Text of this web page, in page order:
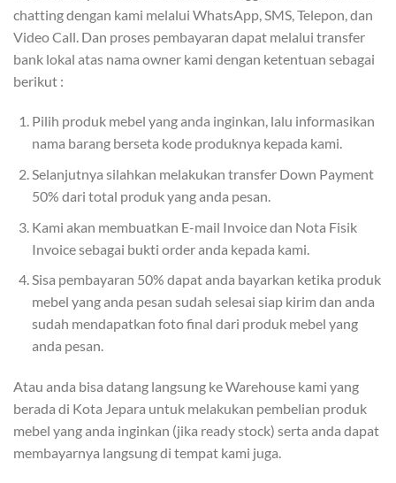
chatting dengan kami melalui WhatsApp, SMS, Telepon, dan
Video Call. Dan proses pembayaran dapat melalui transfer
bank lokal atas nama owner kami dengan ketentuan sebagai
berikut :
Pilih produk mebel yang anda inginkan, lalu informasikan
nama barang berseta kode produknya kepada kami.
Selanjutnya silahkan melakukan transfer Down Payment
50% dari total produk yang anda pesan.
Kami akan membuatkan E-mail Invoice dan Nota Fisik
Invoice sebagai bukti order anda kepada kami.
Sisa pembayaran 50% dapat anda bayarkan ketika produk
mebel yang anda pesan sudah selesai siap kirim dan anda
sudah mendapatkan foto final dari produk mebel yang
anda pesan.
Atau anda bisa datang langsung ke Warehouse kami yang
berada di Kota Jepara untuk melakukan pembelian produk
mebel yang anda inginkan (jika ready stock) serta anda dapat
membayarnya langsung di tempat kami juga.